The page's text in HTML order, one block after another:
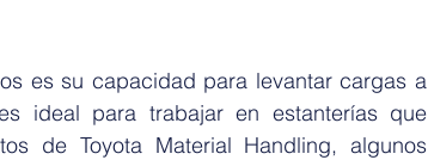
es su capacidad para levantar cargas a
ideal para trabajar en estanterías que
de Toyota Material Handling, algunos